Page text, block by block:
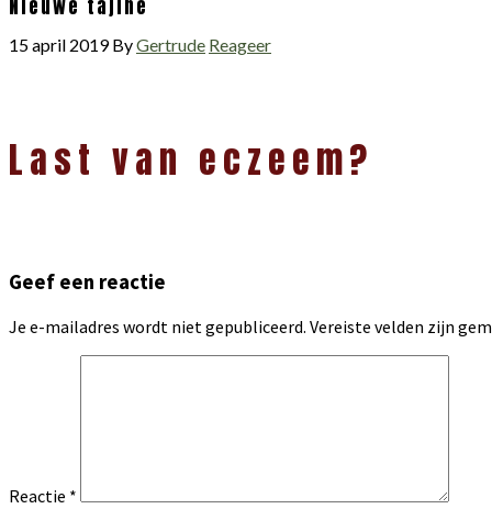
Nieuwe tajine
15 april 2019ByGertrude Reageer
Interacties
Last van eczeem?
Geef een reactie
Je e-mailadres wordt niet gepubliceerd. Vereiste velden zijn
Reactie *